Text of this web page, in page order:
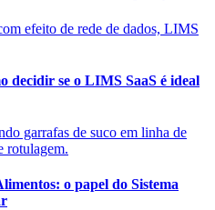
decidir se o LIMS SaaS é ideal
o papel do Sistema